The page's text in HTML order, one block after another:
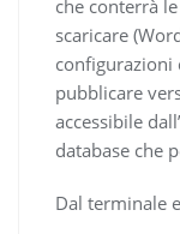
che conterrà
scaricare
configurazioni
pubblicare
accessibile
database che
Dal terminale